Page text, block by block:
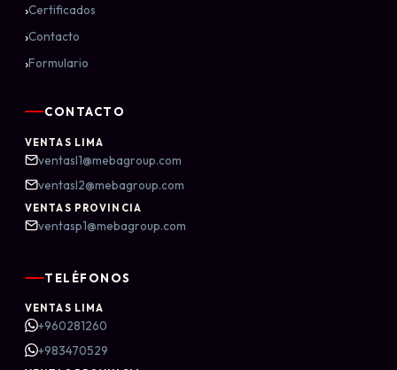
›Certificados
›Contacto
›Formulario
CONTACTO
VENTAS LIMA
ventasl1@mebagroup.com
ventasl2@mebagroup.com
VENTAS PROVINCIA
ventasp1@mebagroup.com
TELÉFONOS
VENTAS LIMA
+960281260
+983470529